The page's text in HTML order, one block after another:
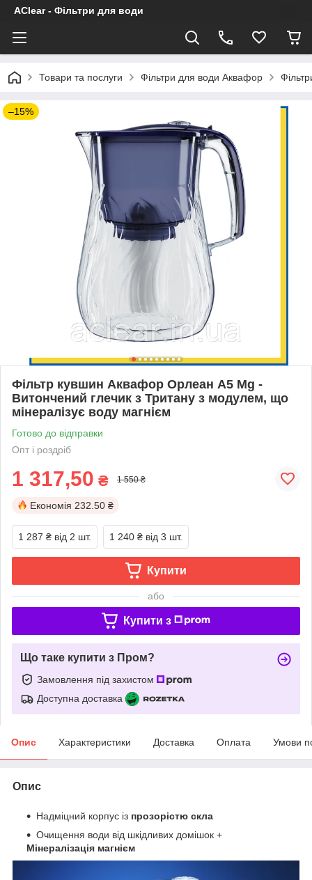
AClear - Фільтри для води
Товари та послуги Фільтри для води Аквафор
–15%
Фільтр кувшин Аквафор Орлеан A5 Mg -
Витончений глечик з Тритану з модулем, що
мінералізує воду магнієм
Готово до відправки
Опт і роздріб
1 317,50 ₴ 1 550 ₴
Економія 232.50 ₴
1 287 ₴ від 2 шт. 1 240 ₴ від 3 шт.
Купити
або
Купити з
Що таке купити з Пром?
Замовлення під захистом
Доступна доставка
Опис Характеристики Доставка Оплата Умови
Опис
Надміцний корпус із прозорістю скла
Очищення води від шкідливих домішок +
Мінералізація магнієм